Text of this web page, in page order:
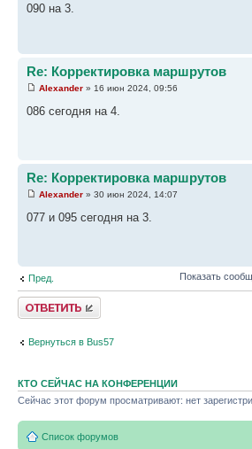
090 на 3.
Re: Корректировка маршрутов
Alexander » 16 июн 2024, 09:56
086 сегодня на 4.
Re: Корректировка маршрутов
Alexander » 30 июн 2024, 14:07
077 и 095 сегодня на 3.
Пред. Показать
Ответить
Вернуться в Bus57
КТО СЕЙЧАС НА КОНФЕРЕНЦИИ
Сейчас этот форум просматривают: нет
Список форумов